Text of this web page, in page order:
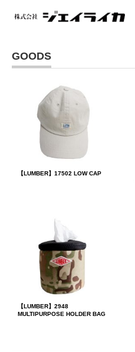
GOODS
【LUMBER】17502 LOW CAP
【LUMBER】2948
MULTIPURPOSE HOLDER BAG